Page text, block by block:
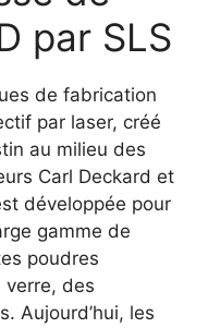
par SLS
de fabrication
par laser, créé
au milieu des
Carl Deckard et
développée pour
gamme de
poudres
verre, des
Aujourd’hui, les